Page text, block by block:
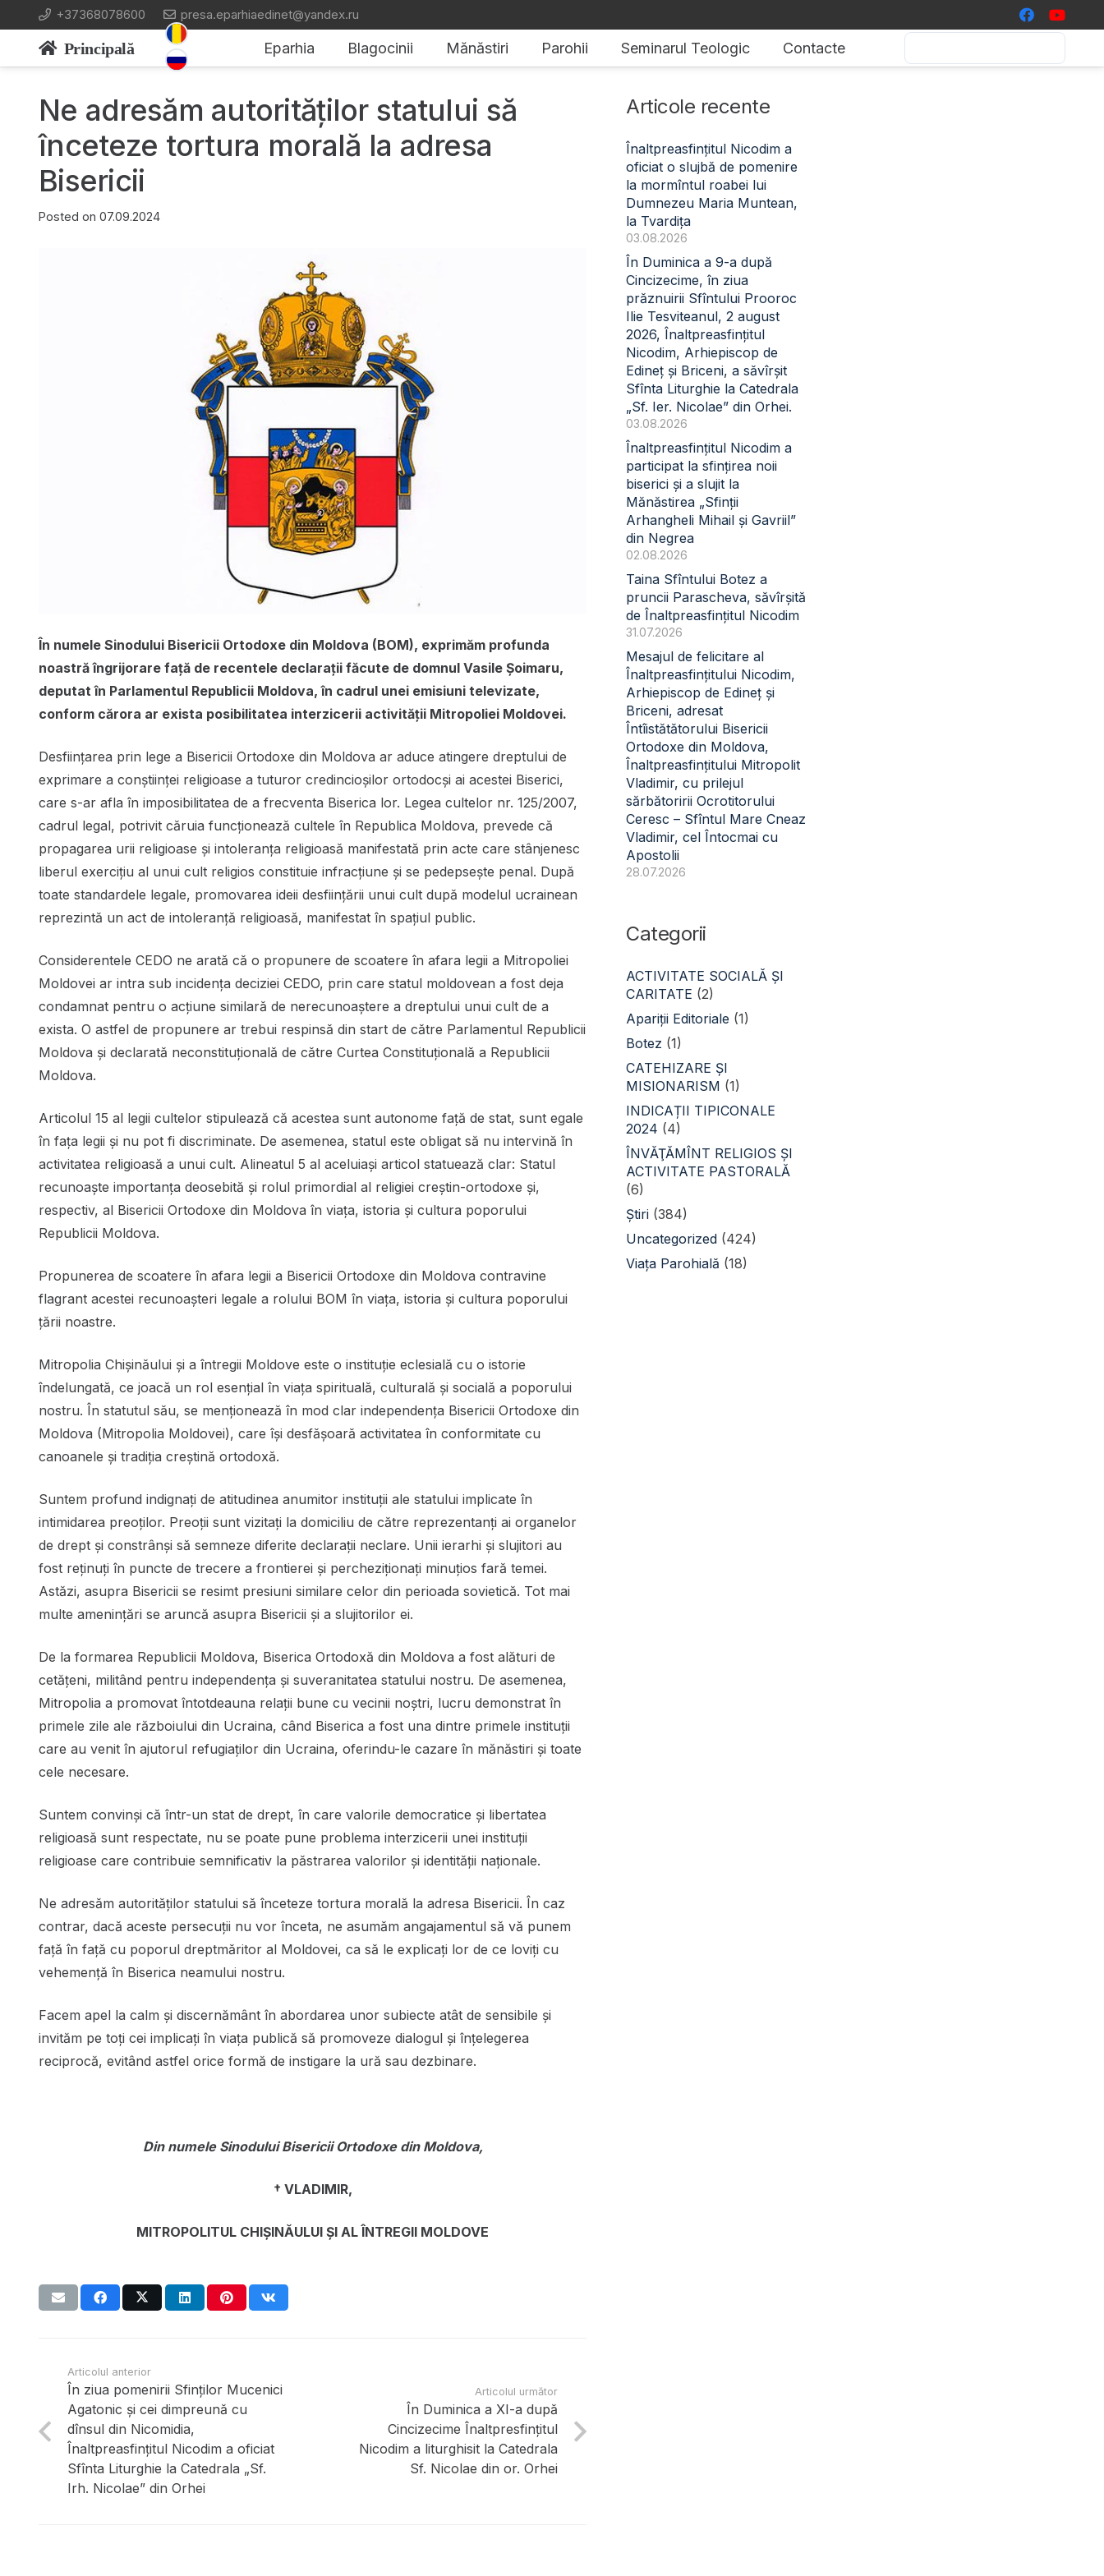
+37368078600 presa.eparhiaedinet@yandex.ru
Principală Eparhia Blagocinii Mănăstiri Parohii Seminarul Teologic Contacte
Ne adresăm autorităților statului să
înceteze tortura morală la adresa
Bisericii
Posted on 07.09.2024
În numele Sinodului Bisericii Ortodoxe din Moldova (BOM), exprimăm profunda
noastră îngrijorare față de recentele declarații făcute de domnul Vasile Șoimaru,
deputat în Parlamentul Republicii Moldova, în cadrul unei emisiuni televizate,
conform cărora ar exista posibilitatea interzicerii activității Mitropoliei Moldovei.
Desființarea prin lege a Bisericii Ortodoxe din Moldova ar aduce atingere dreptului de
exprimare a conștiinței religioase a tuturor credincioșilor ortodocși ai acestei Biserici,
care s-ar afla în imposibilitatea de a frecventa Biserica lor. Legea cultelor nr. 125/2007,
cadrul legal, potrivit căruia funcționează cultele în Republica Moldova, prevede că
propagarea urii religioase și intoleranța religioasă manifestată prin acte care stânjenesc
liberul exercițiu al unui cult religios constituie infracțiune și se pedepsește penal. După
toate standardele legale, promovarea ideii desființării unui cult după modelul ucrainean
reprezintă un act de intoleranță religioasă, manifestat în spațiul public.
Considerentele CEDO ne arată că o propunere de scoatere în afara legii a Mitropoliei
Moldovei ar intra sub incidența deciziei CEDO, prin care statul moldovean a fost deja
condamnat pentru o acțiune similară de nerecunoaștere a dreptului unui cult de a
exista. O astfel de propunere ar trebui respinsă din start de către Parlamentul Republicii
Moldova și declarată neconstituțională de către Curtea Constituțională a Republicii
Moldova.
Articolul 15 al legii cultelor stipulează că acestea sunt autonome față de stat, sunt egale
în fața legii și nu pot fi discriminate. De asemenea, statul este obligat să nu intervină în
activitatea religioasă a unui cult. Alineatul 5 al aceluiași articol statuează clar: Statul
recunoaște importanța deosebită și rolul primordial al religiei creștin-ortodoxe și,
respectiv, al Bisericii Ortodoxe din Moldova în viața, istoria și cultura poporului
Republicii Moldova.
Propunerea de scoatere în afara legii a Bisericii Ortodoxe din Moldova contravine
flagrant acestei recunoașteri legale a rolului BOM în viața, istoria și cultura poporului
ţării noastre.
Mitropolia Chișinăului și a întregii Moldove este o instituție eclesială cu o istorie
îndelungată, ce joacă un rol esențial în viața spirituală, culturală și socială a poporului
nostru. În statutul său, se menționează în mod clar independența Bisericii Ortodoxe din
Moldova (Mitropolia Moldovei), care își desfășoară activitatea în conformitate cu
canoanele și tradiția creștină ortodoxă.
Suntem profund indignați de atitudinea anumitor instituții ale statului implicate în
intimidarea preoților. Preoții sunt vizitați la domiciliu de către reprezentanţi ai organelor
de drept și constrânși să semneze diferite declarații neclare. Unii ierarhi și slujitori au
fost reținuți în puncte de trecere a frontierei și percheziționați minuțios fară temei.
Astăzi, asupra Bisericii se resimt presiuni similare celor din perioada sovietică. Tot mai
multe amenințări se aruncă asupra Bisericii și a slujitorilor ei.
De la formarea Republicii Moldova, Biserica Ortodoxă din Moldova a fost alături de
cetățeni, militând pentru independența și suveranitatea statului nostru. De asemenea,
Mitropolia a promovat întotdeauna relații bune cu vecinii noștri, lucru demonstrat în
primele zile ale războiului din Ucraina, când Biserica a fost una dintre primele instituții
care au venit în ajutorul refugiaților din Ucraina, oferindu-le cazare în mănăstiri și toate
cele necesare.
Suntem convinși că într-un stat de drept, în care valorile democratice și libertatea
religioasă sunt respectate, nu se poate pune problema interzicerii unei instituții
religioase care contribuie semnificativ la păstrarea valorilor și identității naționale.
Ne adresăm autorităților statului să înceteze tortura morală la adresa Bisericii. În caz
contrar, dacă aceste persecuții nu vor înceta, ne asumăm angajamentul să vă punem
față în față cu poporul dreptmăritor al Moldovei, ca să le explicați lor de ce loviți cu
vehemență în Biserica neamului nostru.
Facem apel la calm și discernământ în abordarea unor subiecte atât de sensibile și
invităm pe toți cei implicați în viața publică să promoveze dialogul și înțelegerea
reciprocă, evitând astfel orice formă de instigare la ură sau dezbinare.
Din numele Sinodului Bisericii Ortodoxe din Moldova,
† VLADIMIR,
MITROPOLITUL CHIŞINĂULUI ŞI AL ÎNTREGII MOLDOVE
Articolul anterior
În ziua pomenirii Sfinților Mucenici
Agatonic şi cei dimpreună cu
dînsul din Nicomidia,
Înaltpreasfințitul Nicodim a oficiat
Sfînta Liturghie la Catedrala „Sf.
Irh. Nicolae” din Orhei
Articolul următor
În Duminica a XI-a după
Cincizecime Înaltpresfințitul
Nicodim a liturghisit la Catedrala
Sf. Nicolae din or. Orhei
Articole recente
Înaltpreasfințitul Nicodim a
oficiat o slujbă de pomenire
la mormîntul roabei lui
Dumnezeu Maria Muntean,
la Tvardița
03.08.2026
În Duminica a 9-a după
Cincizecime, în ziua
prăznuirii Sfîntului Prooroc
Ilie Tesviteanul, 2 august
2026, Înaltpreasfințitul
Nicodim, Arhiepiscop de
Edineț și Briceni, a săvîrșit
Sfînta Liturghie la Catedrala
„Sf. Ier. Nicolae” din Orhei.
03.08.2026
Înaltpreasfințitul Nicodim a
participat la sfințirea noii
biserici și a slujit la
Mănăstirea „Sfinții
Arhangheli Mihail și Gavriil”
din Negrea
02.08.2026
Taina Sfîntului Botez a
pruncii Parascheva, săvîrșită
de Înaltpreasfințitul Nicodim
31.07.2026
Mesajul de felicitare al
Înaltpreasfințitului Nicodim,
Arhiepiscop de Edineț și
Briceni, adresat
Întîistătătorului Bisericii
Ortodoxe din Moldova,
Înaltpreasfințitului Mitropolit
Vladimir, cu prilejul
sărbătoririi Ocrotitorului
Ceresc – Sfîntul Mare Cneaz
Vladimir, cel Întocmai cu
Apostolii
28.07.2026
Categorii
ACTIVITATE SOCIALĂ ŞI
CARITATE (2)
Apariții Editoriale (1)
Botez (1)
CATEHIZARE ŞI
MISIONARISM (1)
INDICAȚII TIPICONALE
2024 (4)
ÎNVĂŢĂMÎNT RELIGIOS ŞI
ACTIVITATE PASTORALĂ
(6)
Știri (384)
Uncategorized (424)
Viața Parohială (18)